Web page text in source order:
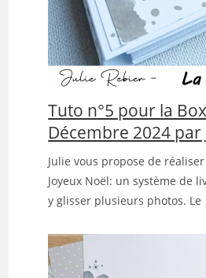
Tuto n°5 pour la
Décembre 2024 par
Julie vous propose de
Joyeux Noël: un système de
y glisser plusieurs photos. Le